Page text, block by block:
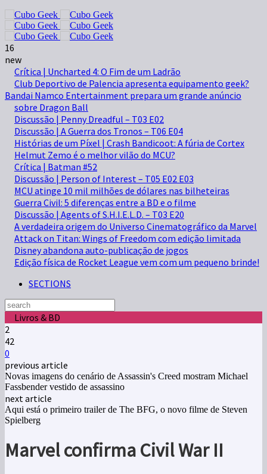
16
new
Crítica | Uncharted 4: O Fim de um Ladrão
Club Deportivo de Palencia apresenta equipamento geek?
Bandai Namco Entertainment prepara um grande anúncio
sobre Dragon Ball
Discussão | Penny Dreadful – T03 E02
Discussão | A Guerra dos Tronos – T06 E04
Histórias de um Píxel | Crash Bandicoot: A fúria de Cortex
Helmut Zemo é o melhor vilão do MCU?
Crítica | Batman #52
Discussão | Person of Interest – T05 E02 E03
MCU atinge 10 mil milhões de dólares nas bilheteiras
Guerra Civil: 5 diferenças entre a BD e o filme
Discussão | Agents of S.H.I.E.L.D. – T03 E20
A verdadeira origem do Universo Cinematográfico da Marvel
Attack on Titan: Wings of Freedom com edição limitada
Disney abandona auto-publicação de jogos
Edição física de Rocket League vem com um pequeno brinde!
SECTIONS
Livros & BD
2
42
0
previous article
Novas imagens do cenário de Assassin's Creed mostram Michael
Fassbender vestido de assassino
next article
Aqui está o primeiro trailer de The BFG, o novo filme de Steven
Spielberg
Marvel confirma Civil War II